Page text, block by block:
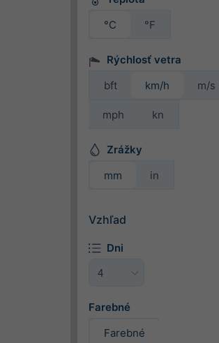
°C
°F
Rýchlosť vetra
bft
km/h m/s
mph kn
Zrážky
mm
in
Vzhľad
Dni
Farebné
Farebné